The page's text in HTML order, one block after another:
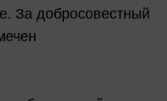
За добросовестный